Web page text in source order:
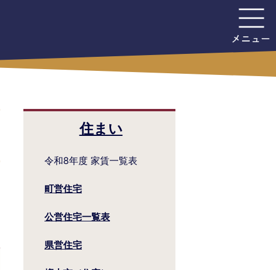
住まい
令和8年度 家賃一覧表
町営住宅
公営住宅一覧表
県営住宅